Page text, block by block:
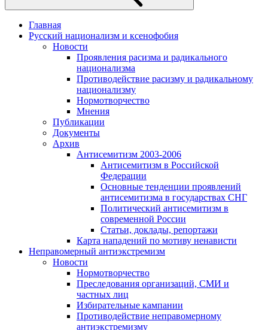
Главная
Русский национализм и ксенофобия
Новости
Проявления расизма и радикального
национализма
Противодействие расизму и радикальному
национализму
Нормотворчество
Мнения
Публикации
Документы
Архив
Антисемитизм 2003-2006
Антисемитизм в Российской
Федерации
Основные тенденции проявлений
антисемитизма в государствах СНГ
Политический антисемитизм в
современной России
Статьи, доклады, репортажи
Карта нападений по мотиву ненависти
Неправомерный антиэкстремизм
Новости
Нормотворчество
Преследования организаций, СМИ и
частных лиц
Избирательные кампании
Противодействие неправомерному
антиэкстремизму